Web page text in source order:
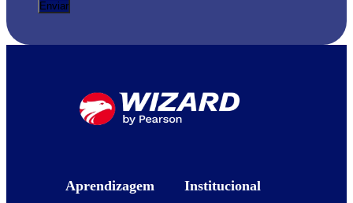
Aprendizagem Institucional